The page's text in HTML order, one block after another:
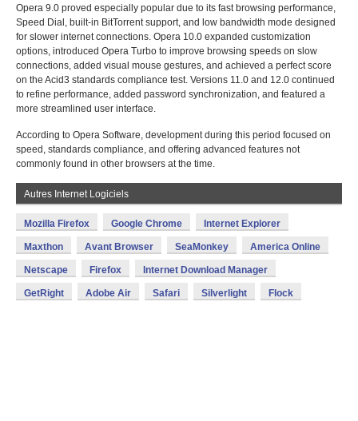
Opera 9.0 proved especially popular due to its fast browsing performance,
Speed Dial, built-in BitTorrent support, and low bandwidth mode designed
for slower internet connections. Opera 10.0 expanded customization
options, introduced Opera Turbo to improve browsing speeds on slow
connections, added visual mouse gestures, and achieved a perfect score
on the Acid3 standards compliance test. Versions 11.0 and 12.0 continued
to refine performance, added password synchronization, and featured a
more streamlined user interface.
According to Opera Software, development during this period focused on
speed, standards compliance, and offering advanced features not
commonly found in other browsers at the time.
Autres Internet Logiciels
Mozilla Firefox Google Chrome Internet Explorer
Maxthon Avant Browser SeaMonkey America Online
Netscape Firefox Internet Download Manager
GetRight Adobe Air Safari Silverlight Flock